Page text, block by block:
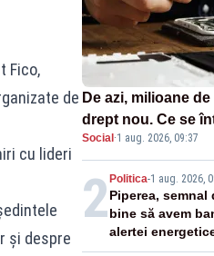
Fico,
de
cu lideri
și despre
De azi, milioane
drept nou. Ce se
strică un produs
Social·1 aug. 2026, 09:37
2Politica-1 aug. 2026,
Piperea, semnal
bine să avem
alertei